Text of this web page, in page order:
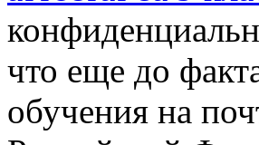
что еще до
обучения на